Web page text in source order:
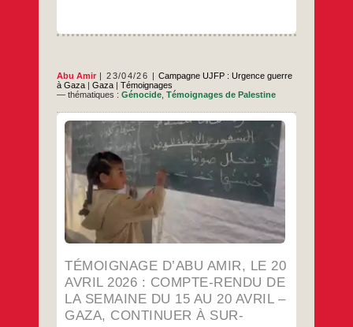
terre
Abu Amir 23/04/26
Campagne UJFP : Urgence guerre
à Gaza |Gaza |Témoignages
— thématiques :Génocide ,Témoignages de Palestine
TÉMOIGNAGE D’ABU AMIR, LE 20
AVRIL 2026 : COMPTE-RENDU DE
LA SEMAINE DU 15 AU 20 AVRIL –
GAZA, CONTINUER À SUR-
Semaine après Semaine, l’action
humanitaire de l’équipe de l’UJFP continue
dans “les camps de Déplacé.e.s “ de la
bande de Gaza À Gaza, les crises ne se
mesurent plus à un événement unique ou à
une phase passagère, mais à une condition
continue où s’entremêlent des facteurs
économiques, politiques et
…
Témoignage
d’Abu
Amir,
le
20
avril
2026
:
compte-
rendu
…